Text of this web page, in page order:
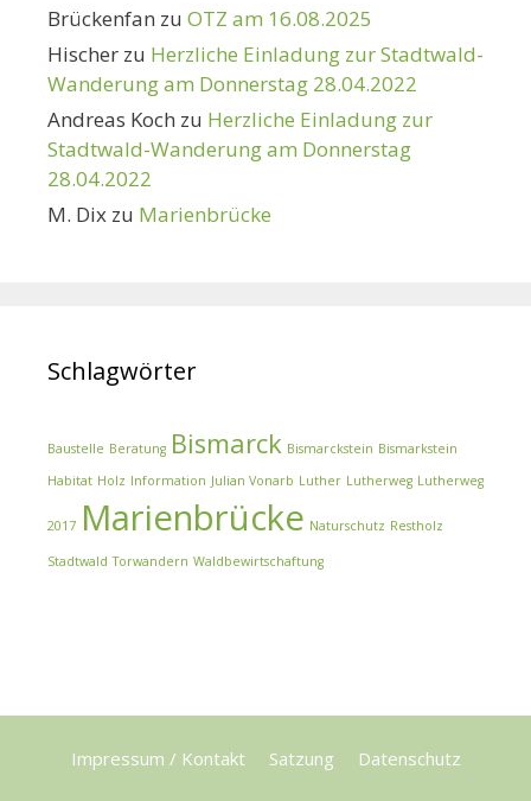
Brückenfan zu OTZ am 16.08.2025
Hischer zu Herzliche Einladung zur Stadtwald-
Wanderung am Donnerstag 28.04.2022
Andreas Koch zu Herzliche Einladung zur
Stadtwald-Wanderung am Donnerstag
28.04.2022
M. Dix zu Marienbrücke
Schlagwörter
Baustelle Beratung Bismarck Bismarckstein Bismarkstein
Habitat Holz Information Julian Vonarb Luther Lutherweg Lutherweg
2017 Marienbrücke Naturschutz Restholz
Stadtwald Torwandern Waldbewirtschaftung
Impressum / Kontakt Satzung Datenschutz